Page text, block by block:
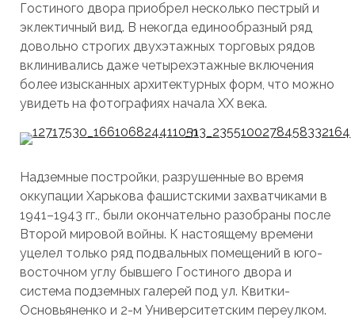
Гостиного двора приобрел несколько пестрый и
эклектичный вид. В некогда единообразный ряд
довольно строгих двухэтажных торговых рядов
вклинивались даже четырехэтажные включения
более изысканных архитектурных форм, что можно
увидеть на фотографиях начала ХХ века.
Надземные постройки, разрушенные во время
оккупации Харькова фашистскими захватчиками в
1941–1943 гг., были окончательно разобраны после
Второй мировой войны. К настоящему времени
уцелел только ряд подвальных помещений в юго-
восточном углу бывшего Гостиного двора и
система подземных галерей под ул. Квитки-
Основьяненко и 2-м Университетским переулком.